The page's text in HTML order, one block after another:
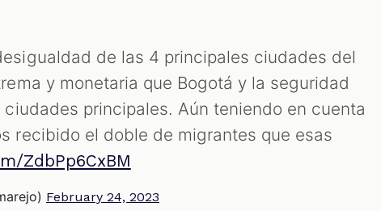
de las 4 principales ciudades del
y monetaria que Bogotá y la seguridad
principales. Aún teniendo en cuenta
recibido el doble de migrantes que esas
ZdbPp6CxBM
February 24, 2023